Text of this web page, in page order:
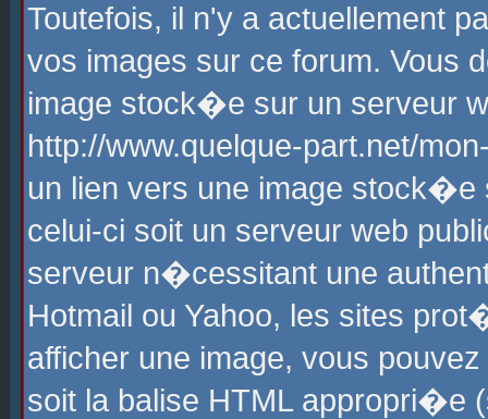
Toutefois, il n'y a actuellement
vos images sur ce forum. Vous
image stock�e sur un serveur
http://www.quelque-part.net/
un lien vers une image
celui-ci soit un serveur web
serveur n�cessitant une
Hotmail ou Yahoo, les sites
afficher une image, vous
soit la balise HTML